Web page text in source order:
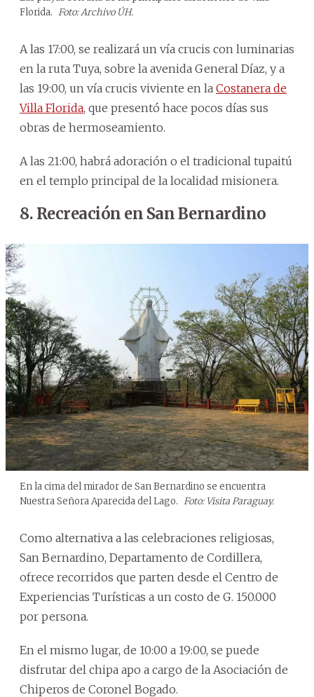
Florida. Foto: Archivo ÚH.
A las 17:00, se realizará un vía crucis con luminarias
en la ruta Tuya, sobre la avenida General Díaz, y a
las 19:00, un vía crucis viviente en la Costanera de
Villa Florida, que presentó hace pocos días sus
obras de hermoseamiento.
A las 21:00, habrá adoración o el tradicional tupaitú
en el templo principal de la localidad misionera.
8. Recreación en San Bernardino
En la cima del mirador de San Bernardino se encuentra
Nuestra Señora Aparecida del Lago. Foto: Visita Paraguay.
Como alternativa a las celebraciones religiosas,
San Bernardino, Departamento de Cordillera,
ofrece recorridos que parten desde el Centro de
Experiencias Turísticas a un costo de G. 150.000
por persona.
En el mismo lugar, de 10:00 a 19:00, se puede
disfrutar del chipa apo a cargo de la Asociación de
Chiperos de Coronel Bogado.